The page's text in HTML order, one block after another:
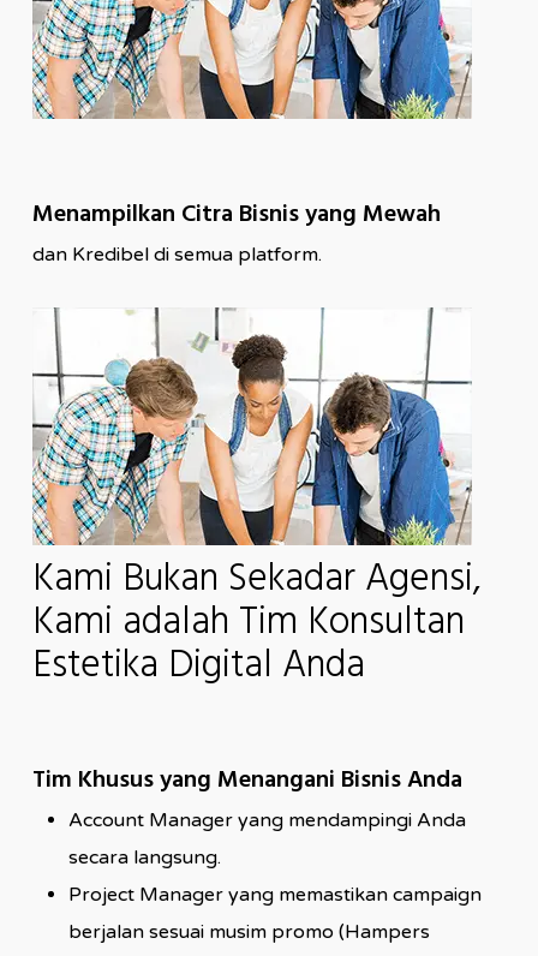
Menampilkan Citra Bisnis yang Mewah
dan Kredibel di semua platform.
Kami Bukan Sekadar Agensi,
Kami adalah Tim Konsultan
Estetika Digital Anda
Tim Khusus yang Menangani Bisnis Anda
Account Manager yang mendampingi Anda
secara langsung.
Project Manager yang memastikan campaign
berjalan sesuai musim promo (Hampers